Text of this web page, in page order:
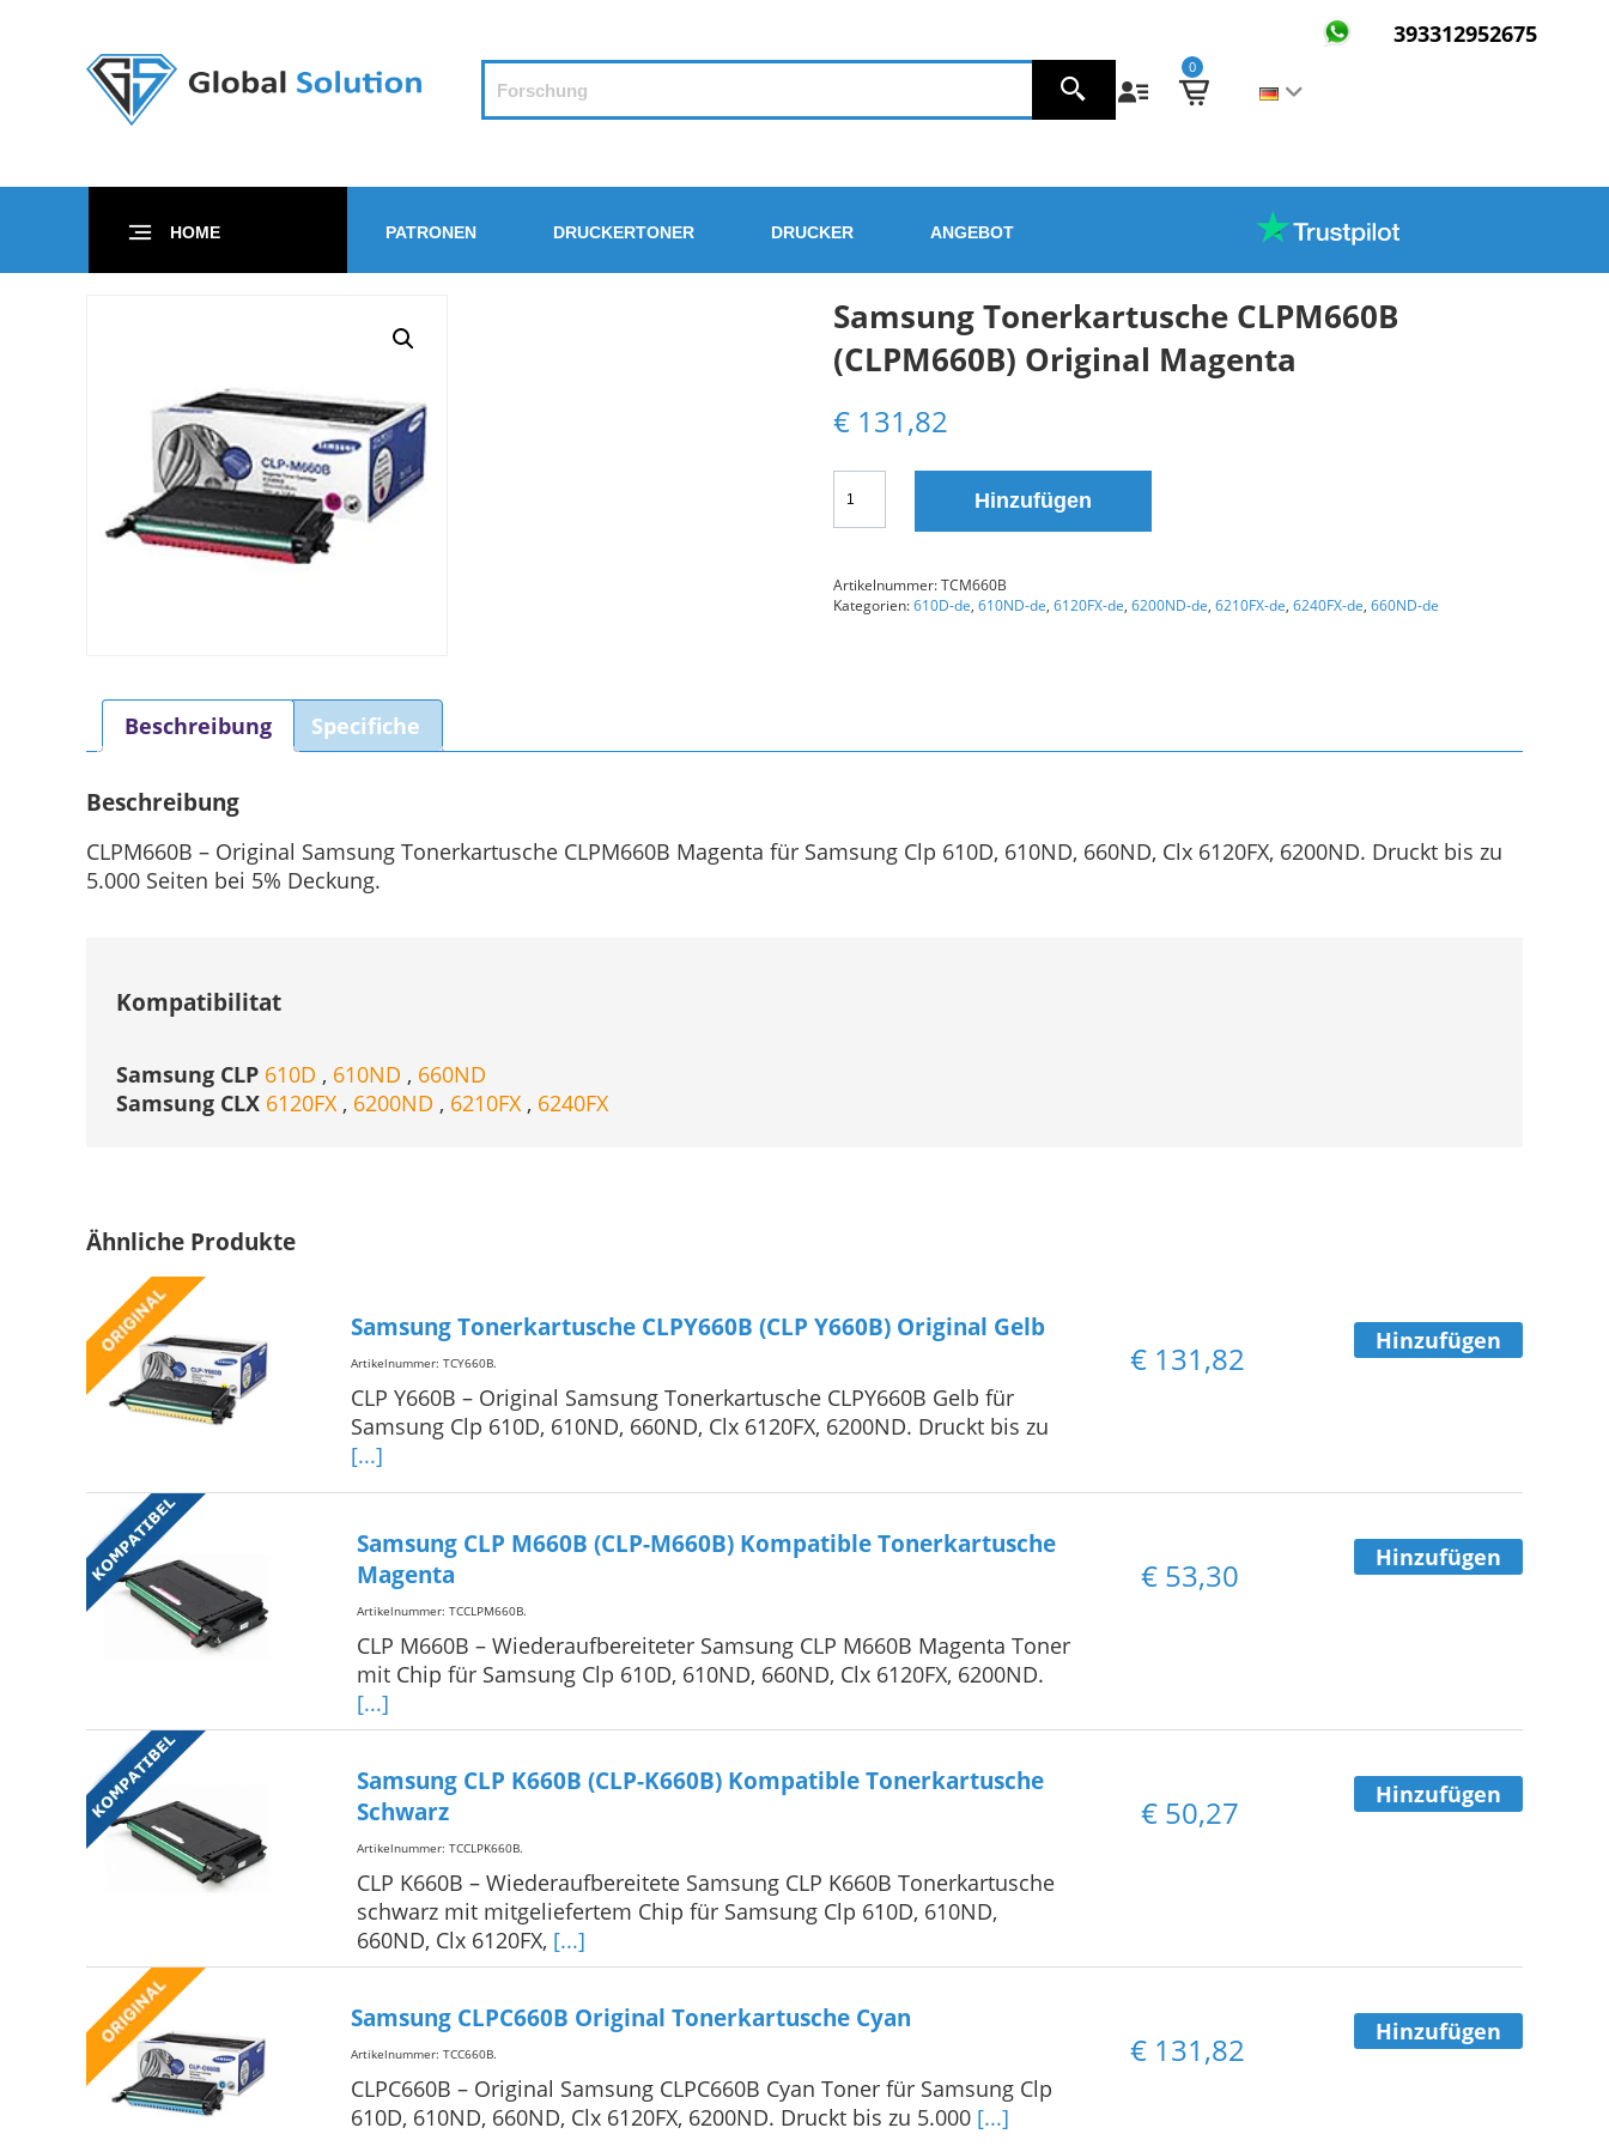
393312952675
0
HOME PATRONEN DRUCKERTONER DRUCKER ANGEBOT
Samsung Tonerkartusche CLPM660B
(CLPM660B) Original Magenta
€ 131,82
Tonerkartusche
Original
Hinzufügen
Artikelnummer:TCM660B
Kategorien:610D-de, 610ND-de, 6120FX-de, 6200ND-de, 6210FX-de, 6240FX-de, 660ND-de
Beschreibung Specifiche
Beschreibung
CLPM660B – Original Samsung Tonerkartusche CLPM660B Magenta für Samsung Clp 610D, 610ND, 660ND, Clx 6120FX, 6200ND. Druckt bis zu
5.000 Seiten bei 5% Deckung.
Kompatibilitat
Samsung CLP 610D , 610ND , 660ND
Samsung CLX 6120FX , 6200ND , 6210FX , 6240FX
Ähnliche Produkte
Samsung Tonerkartusche CLPY660B (CLP Y660B) Original Gelb
Artikelnummer: TCY660B.
CLP Y660B – Original Samsung Tonerkartusche CLPY660B Gelb für
Samsung Clp 610D, 610ND, 660ND, Clx 6120FX, 6200ND. Druckt bis zu
[...]
€ 131,82 Hinzufügen
Samsung CLP M660B (CLP-M660B) Kompatible Tonerkartusche
Magenta
Artikelnummer: TCCLPM660B.
CLP M660B – Wiederaufbereiteter Samsung CLP M660B Magenta Toner
mit Chip für Samsung Clp 610D, 610ND, 660ND, Clx 6120FX, 6200ND.
[...]
€ 53,30 Hinzufügen
Samsung CLP K660B (CLP-K660B) Kompatible Tonerkartusche
Schwarz
Artikelnummer: TCCLPK660B.
CLP K660B – Wiederaufbereitete Samsung CLP K660B Tonerkartusche
schwarz mit mitgeliefertem Chip für Samsung Clp 610D, 610ND,
660ND, Clx 6120FX, [...]
€ 50,27 Hinzufügen
Samsung CLPC660B Original Tonerkartusche Cyan
Artikelnummer: TCC660B.
CLPC660B – Original Samsung CLPC660B Cyan Toner für Samsung Clp
610D, 610ND, 660ND, Clx 6120FX, 6200ND. Druckt bis zu 5.000 [...]
€ 131,82 Hinzufügen